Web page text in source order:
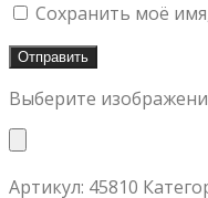
Сохранить моё
Выберите
Артикул: 45810